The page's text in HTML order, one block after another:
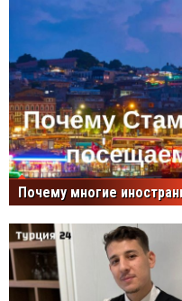
Почему многие